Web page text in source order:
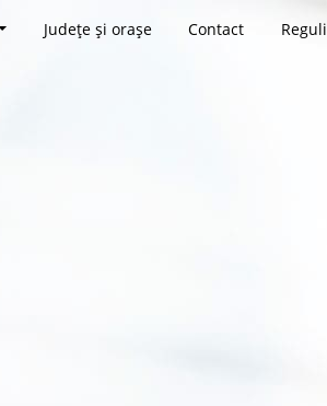
Județe și orașe Contact Reguli